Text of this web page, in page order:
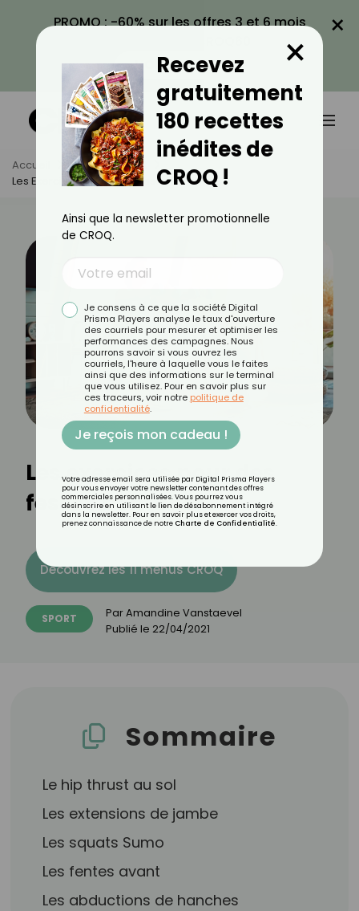
PROMO : -60% sur les offres 3 et 6 mois
VOIR LA PROMO
×
Accueil Actus
Sport
Les Exercices Pour Des Fesses Bombées
Les exercices pour des
fesses bombées
Découvrez les 11 menus CROQ
SPORT ParAmandine Vanstaevel
Publié le 22/04/2021
Sommaire
Le hip thrust au sol
Les extensions de jambe
Les squats Sumo
Les fentes avant
Les abductions de hanches
Recevez
gratuitement
180 recettes
inédites de
CROQ !
×
Ainsi que la newsletter promotionnelle
de CROQ.
Je consens à ce que la société Digital
Prisma Players analyse le taux d'ouverture
des courriels pour mesurer et optimiser les
performances des campagnes. Nous
pourrons savoir si vous ouvrez les
courriels, l'heure à laquelle vous le faites
ainsi que des informations sur le terminal
que vous utilisez. Pour en savoir plus sur
ces traceurs, voir notre politique de
confidentialité.
Je reçois mon cadeau !
Votre adresse email sera utilisée par Digital Prisma Players
pour vous envoyer votre newsletter contenant des offres
commerciales personnalisées. Vous pourrez vous
désinscrire en utilisant le lien de désabonnement intégré
dans la newsletter. Pour en savoir plus et exercer vos droits,
prenez connaissance de notre Charte de Confidentialité.